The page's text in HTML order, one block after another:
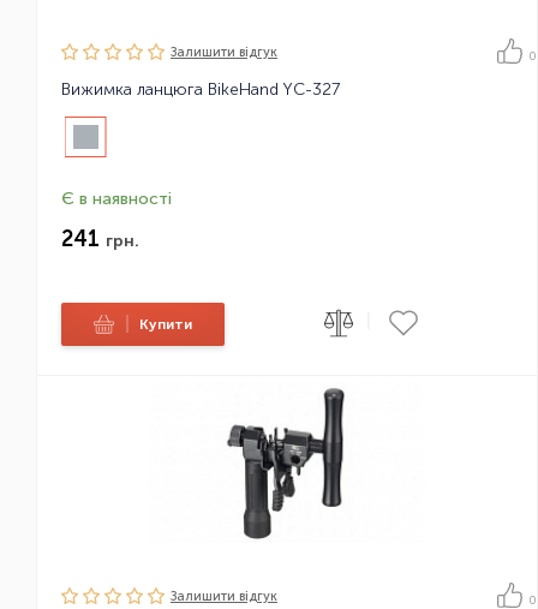
Залишити вiдгук 0
Вижимка ланцюга BikeHand YC-327
Є в наявності
241 грн.
Купити
Залишити вiдгук 0